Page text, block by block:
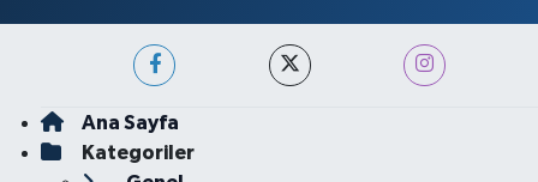
Ana Sayfa
Kategoriler